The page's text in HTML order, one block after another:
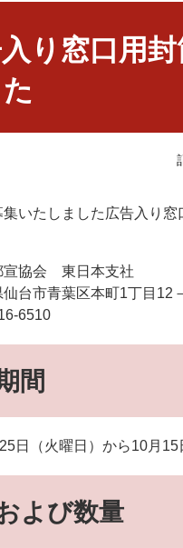
り窓口用
いたしました広告入り
協会 東日本支社
台市青葉区本町1丁目12
6510
間
日（火曜日）から10月15
よび数量